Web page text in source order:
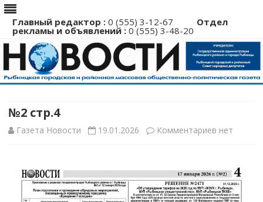
Главный редактор : 0 (555) 3-12-67 Отдел
рекламы и объявлений : 0 (555) 3-48-20
Перейти
№2 стр.4
Газета Новости 19.01.2026 Комментариев к
№2
стр.4
нет